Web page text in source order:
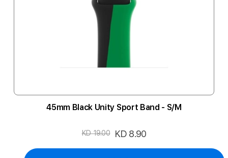
45mm Black Unity Sport Band - S/M
السعر
KD 8.90
KD 19.00